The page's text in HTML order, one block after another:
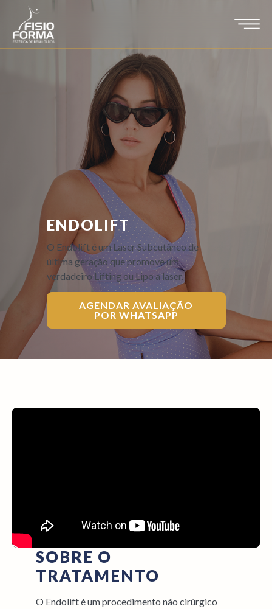
ENDOLIFT
O Endolift é um Laser Subcutâneo de
última geração que promove um
verdadeiro Lifting ou Lipo a laser.
AGENDAR AVALIAÇÃO
POR WHATSAPP
SOBRE O
TRATAMENTO
O Endolift é um procedimento não cirúrgico